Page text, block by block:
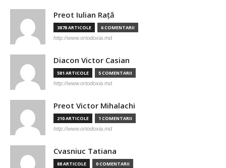
Preot Iulian Raţă
3878 ARTICOLE 6 COMENTARII
http://www.ortodoxia.md
Diacon Victor Casian
581 ARTICOLE 5 COMENTARII
http://www.ortodoxia.md
Preot Victor Mihalachi
210 ARTICOLE 1 COMENTARII
http://www.ortodoxia.md
Cvasniuc Tatiana
88 ARTICOLE 0 COMENTARII